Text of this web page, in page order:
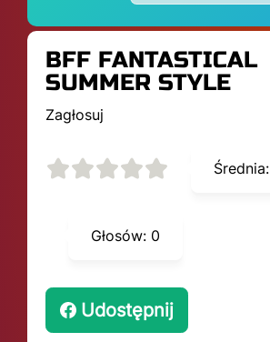
BFF FANTASTICAL
SUMMER STYLE
Zagłosuj
Średnia:
Głosów: 0
Udostępnij